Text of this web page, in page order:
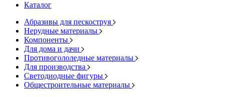
Каталог
Абразивы для пескоструя
Нерудные материалы
Компоненты
Для дома и дачи
Противогололедные материалы
Для производства
Светодиодные фигуры
Общестроительные материалы